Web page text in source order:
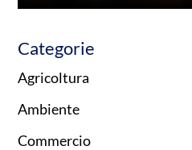
Categorie
Agricoltura
Ambiente
Commercio